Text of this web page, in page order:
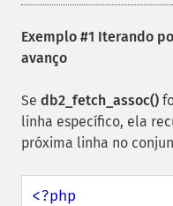
Exemplo #1 Iterando
avanço
Se db2_fetch_assoc()
linha específico, ela
próxima linha no
<?php